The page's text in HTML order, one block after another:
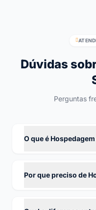
Dúvidas
Perguntas
O que é
Por que preciso de